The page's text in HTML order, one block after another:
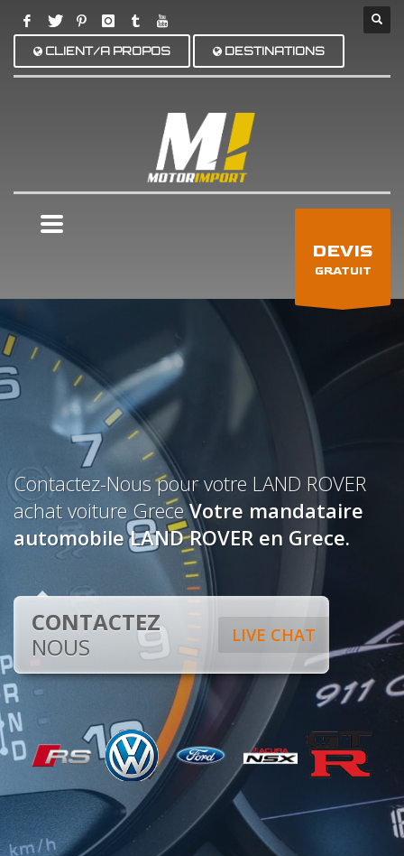
CLIENT/A PROPOS DESTINATIONS
DEVIS
GRATUIT
Contactez-Nous pour votre LAND ROVER
achat voiture GreceVotre mandataire
automobile LAND ROVER en Grece.
LIVE CHAT
CONTACTEZ
NOUS